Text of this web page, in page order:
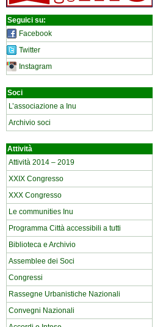
Seguici su:
Facebook
Twitter
Instagram
Soci
L’associazione a Inu
Archivio soci
Attività
Attività 2014 – 2019
XXIX Congresso
XXX Congresso
Le communities Inu
Programma Città accessibili a tutti
Biblioteca e Archivio
Assemblee dei Soci
Congressi
Rassegne Urbanistiche Nazionali
Convegni Nazionali